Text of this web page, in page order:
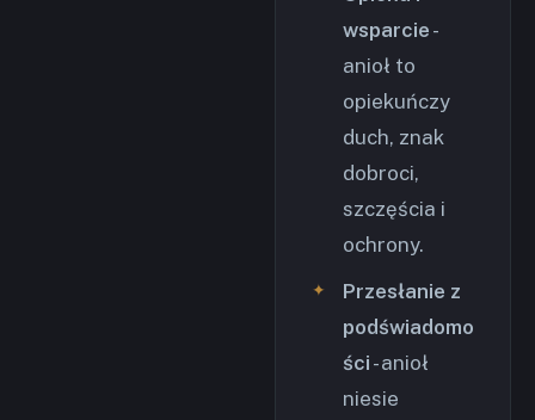
wsparcie -
anioł to
opiekuńczy
duch, znak
dobroci,
szczęścia i
ochrony.
Przesłanie z
podświadomo
ści - anioł
niesie